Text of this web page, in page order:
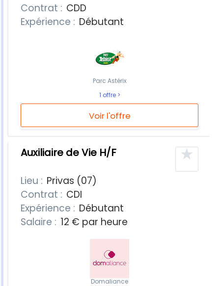
Contrat : CDD
Expérience : Débutant
Voir l'offre
Parc Astérix
1 offre
Auxiliaire de Vie H/F ★
Lieu : Privas (07)
Contrat : CDI
Expérience : Débutant
Salaire : 12 € par heure
Domaliance